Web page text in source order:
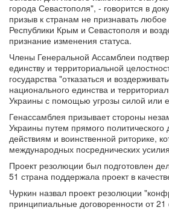
города Севастополя", - говорится в
призыв к странам не признавать
Республики Крым и Севастополя и
признание изменения статуса.
Члены Генеральной Ассамблеи
единству и территориальной
государства "отказаться и
национального единства и
Украины с помощью угрозы силой или
Генассамблея призывает стороны
Украины путем прямого
действиям и воинственной риторике,
международных посреднических
Проект резолюции был подготовлен
51 страна поддержала проект в
Чуркин назвал проект резолюции
принципиальные договоренности от